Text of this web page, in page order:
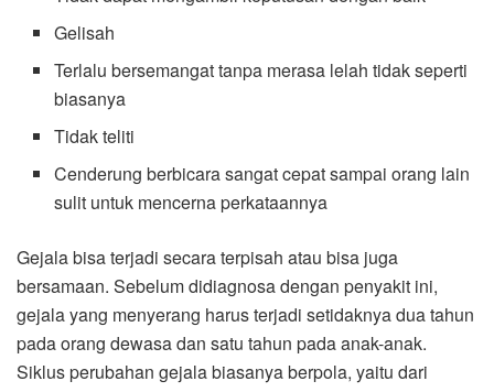
Gelisah
Terlalu bersemangat tanpa merasa lelah tidak seperti
biasanya
Tidak teliti
Cenderung berbicara sangat cepat sampai orang lain
sulit untuk mencerna perkataannya
Gejala bisa terjadi secara terpisah atau bisa juga
bersamaan. Sebelum didiagnosa dengan penyakit ini,
gejala yang menyerang harus terjadi setidaknya dua tahun
pada orang dewasa dan satu tahun pada anak-anak.
Siklus perubahan gejala biasanya berpola, yaitu dari